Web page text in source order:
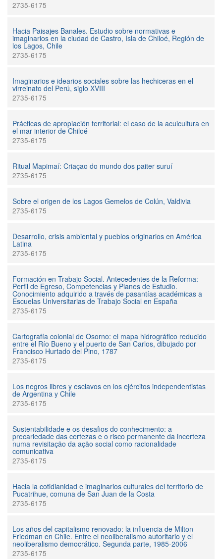
2735-6175
Hacia Paisajes Banales. Estudio sobre normativas e
imaginarios en la ciudad de Castro, Isla de Chiloé, Región de
los Lagos, Chile
2735-6175
Imaginarios e idearios sociales sobre las hechiceras en el
virreinato del Perú, siglo XVIII
2735-6175
Prácticas de apropiación territorial: el caso de la acuicultura en
el mar interior de Chiloé
2735-6175
Ritual Mapimaí: Criaçao do mundo dos paiter suruí
2735-6175
Sobre el origen de los Lagos Gemelos de Colún, Valdivia
2735-6175
Desarrollo, crisis ambiental y pueblos originarios en América
Latina
2735-6175
Formación en Trabajo Social. Antecedentes de la Reforma:
Perfil de Egreso, Competencias y Planes de Estudio.
Conocimiento adquirido a través de pasantías académicas a
Escuelas Universitarias de Trabajo Social en España
2735-6175
Cartografía colonial de Osorno: el mapa hidrográfico reducido
entre el Río Bueno y el puerto de San Carlos, dibujado por
Francisco Hurtado del Pino, 1787
2735-6175
Los negros libres y esclavos en los ejércitos independentistas
de Argentina y Chile
2735-6175
Sustentabilidade e os desafios do conhecimento: a
precariedade das certezas e o risco permanente da incerteza
numa revisitação da ação social como racionalidade
comunicativa
2735-6175
Hacia la cotidianidad e imaginarios culturales del territorio de
Pucatrihue, comuna de San Juan de la Costa
2735-6175
Los años del capitalismo renovado: la influencia de Milton
Friedman en Chile. Entre el neoliberalismo autoritario y el
neoliberalismo democrático. Segunda parte, 1985-2006
2735-6175